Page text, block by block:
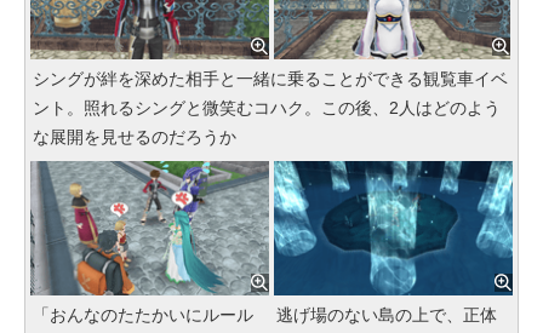
シングが絆を深めた相手と一緒に乗ることができる観覧車イベ
ント。照れるシングと微笑むコハク。この後、2人はどのよう
な展開を見せるのだろうか
「おんなのたたかいにルール
逃げ場のない島の上で、正体